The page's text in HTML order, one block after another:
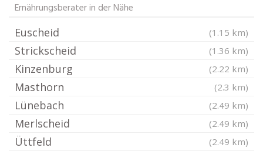
Ernährungsberater in der Nähe
Euscheid (1.15 km)
Strickscheid (1.36 km)
Kinzenburg (2.22 km)
Masthorn (2.3 km)
Lünebach (2.49 km)
Merlscheid (2.49 km)
Üttfeld (2.49 km)